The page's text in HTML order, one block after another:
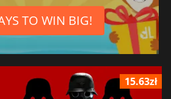
TO WIN BIG!
15.63zł